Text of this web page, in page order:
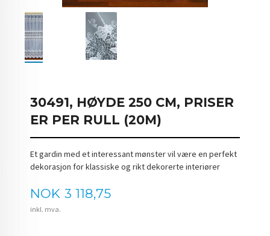
30491, HØYDE 250 CM, PRISER
ER PER RULL (20M)
Et gardin med et interessant mønster vil være en perfekt
dekorasjon for klassiske og rikt dekorerte interiører
Pris
NOK 3 118,75
inkl. mva.